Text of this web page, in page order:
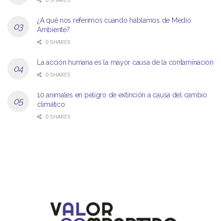
¿A qué nos referimos cuando hablamos de Medio
Ambiente?
0 SHARES
La acción humana es la mayor causa de la contaminación
0 SHARES
10 animales en peligro de extinción a causa del cambio
climático
0 SHARES